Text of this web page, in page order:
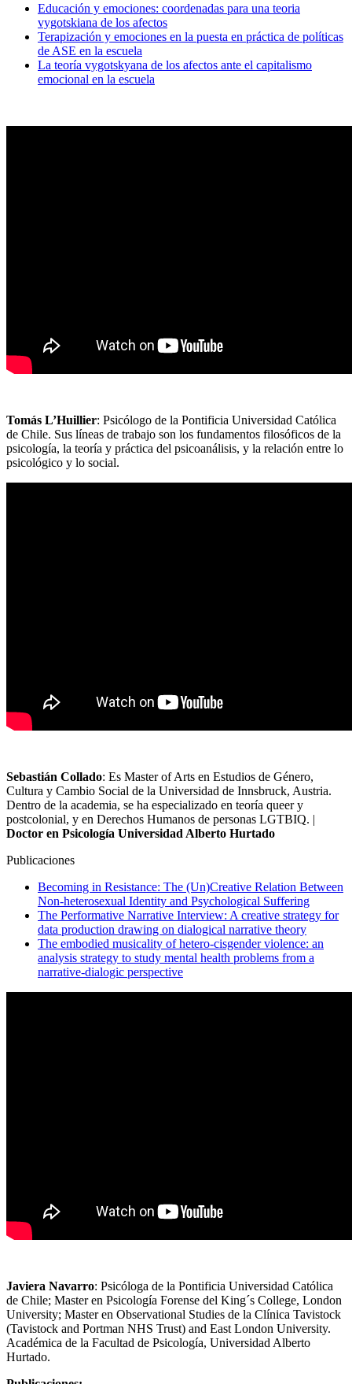
Educación y emociones: coordenadas para una teoria
vygotskiana de los afectos
Terapización y emociones en la puesta en práctica de políticas
de ASE en la escuela
La teoría vygotskyana de los afectos ante el capitalismo
emocional en la escuela
Tomás L’Huillier: Psicólogo de la Pontificia Universidad Católica
de Chile. Sus líneas de trabajo son los fundamentos filosóficos de la
psicología, la teoría y práctica del psicoanálisis, y la relación entre lo
psicológico y lo social.
Sebastián Collado: Es Master of Arts en Estudios de Género,
Cultura y Cambio Social de la Universidad de Innsbruck, Austria.
Dentro de la academia, se ha especializado en teoría queer y
postcolonial, y en Derechos Humanos de personas LGTBIQ. |
Doctor en Psicología Universidad Alberto Hurtado
Publicaciones
Becoming in Resistance: The (Un)Creative Relation Between
Non-heterosexual Identity and Psychological Suffering
The Performative Narrative Interview: A creative strategy for
data production drawing on dialogical narrative theory
The embodied musicality of hetero-cisgender violence: an
analysis strategy to study mental health problems from a
narrative-dialogic perspective
Javiera Navarro: Psicóloga de la Pontificia Universidad Católica
de Chile; Master en Psicología Forense del King´s College, London
University; Master en Observational Studies de la Clínica Tavistock
(Tavistock and Portman NHS Trust) and East London University.
Académica de la Facultad de Psicología, Universidad Alberto
Hurtado.